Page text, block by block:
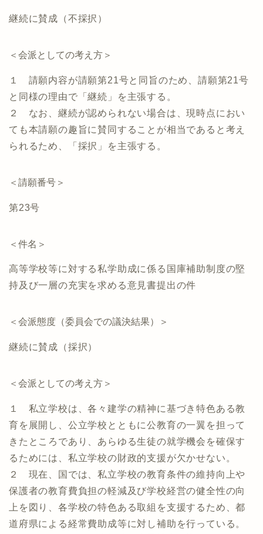
継続に賛成（不採択）
＜会派としての考え方＞
１ 請願内容が請願第21号と同旨のため、請願第21号
と同様の理由で「継続」を主張する。
２ なお、継続が認められない場合は、現時点におい
ても本請願の趣旨に賛同することが相当であると考え
られるため、「採択」を主張する。
＜請願番号＞
第23号
＜件名＞
高等学校等に対する私学助成に係る国庫補助制度の堅
持及び一層の充実を求める意見書提出の件
＜会派態度（委員会での議決結果）＞
継続に賛成（採択）
＜会派としての考え方＞
１ 私立学校は、各々建学の精神に基づき特色ある教
育を展開し、公立学校とともに公教育の一翼を担って
きたところであり、あらゆる生徒の就学機会を確保す
るためには、私立学校の財政的支援が欠かせない。
２ 現在、国では、私立学校の教育条件の維持向上や
保護者の教育費負担の軽減及び学校経営の健全性の向
上を図り、各学校の特色ある取組を支援するため、都
道府県による経常費助成等に対し補助を行っている。